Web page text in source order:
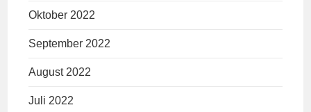
Oktober 2022
September 2022
August 2022
Juli 2022